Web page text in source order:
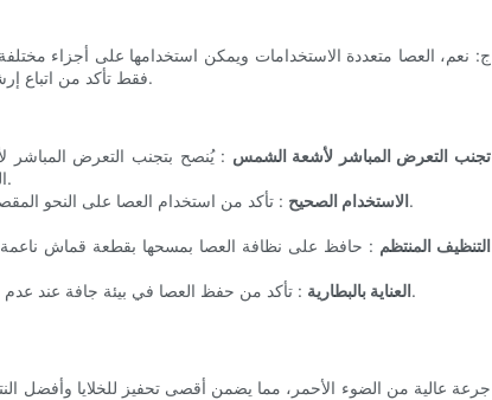
ج: نعم، العصا متعددة الاستخدامات ويمكن استخدامها على أجزاء
فقط تأكد من اتباع إرشادات الاستخدام الموصى بها وتجنب المناطق الحساسة حول العينين.
تجنب التعرض المباشر لأشعة الشمس : يُنصح بتجنب التعرض المباشر
العصا. هذا يضمن أقصى قدر من الفعالية ويمنع أي ضرر محتمل للجلد.
الاستخدام الصحيح: تأكد من استخدام العصا على النحو المقصود، مع تجنب ملامستها المباشرة للعينين والمناطق الحساسة الأخرى.
التنظيف المنتظم : حافظ على نظافة العصا بمسحها بقطعة قماش ناعمة
العناية بالبطارية: تأكد من حفظ العصا في بيئة جافة عند عدم استخدامها، واتبع إرشادات الشركة المصنعة للعناية بالبطارية وشحنها.